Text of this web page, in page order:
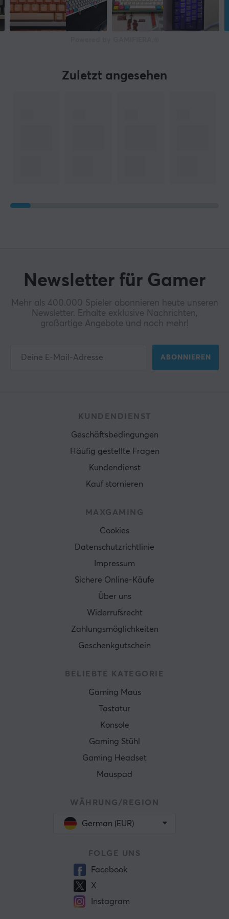
1 jahr garantie
Zuletzt angesehen
Newsletter für Gamer
Mehr als 400.000 Spieler abonnieren heute unseren
Newsletter. Erhalte exklusive Nachrichten,
großartige Angebote und noch mehr!
ABONNIEREN
KUNDENDIENST
Geschäftsbedingungen
Häufig gestellte Fragen
Kundendienst
Kauf stornieren
MAXGAMING
Cookies
Datenschutzrichtlinie
Impressum
Sichere Online-Käufe
Über uns
Widerrufsrecht
Zahlungsmöglichkeiten
Geschenkgutschein
BELIEBTE KATEGORIE
Gaming Maus
Tastatur
Konsole
Gaming Stühl
Gaming Headset
Mauspad
WÄHRUNG/REGION
German (EUR)
FOLGE UNS
Facebook
X
Instagram